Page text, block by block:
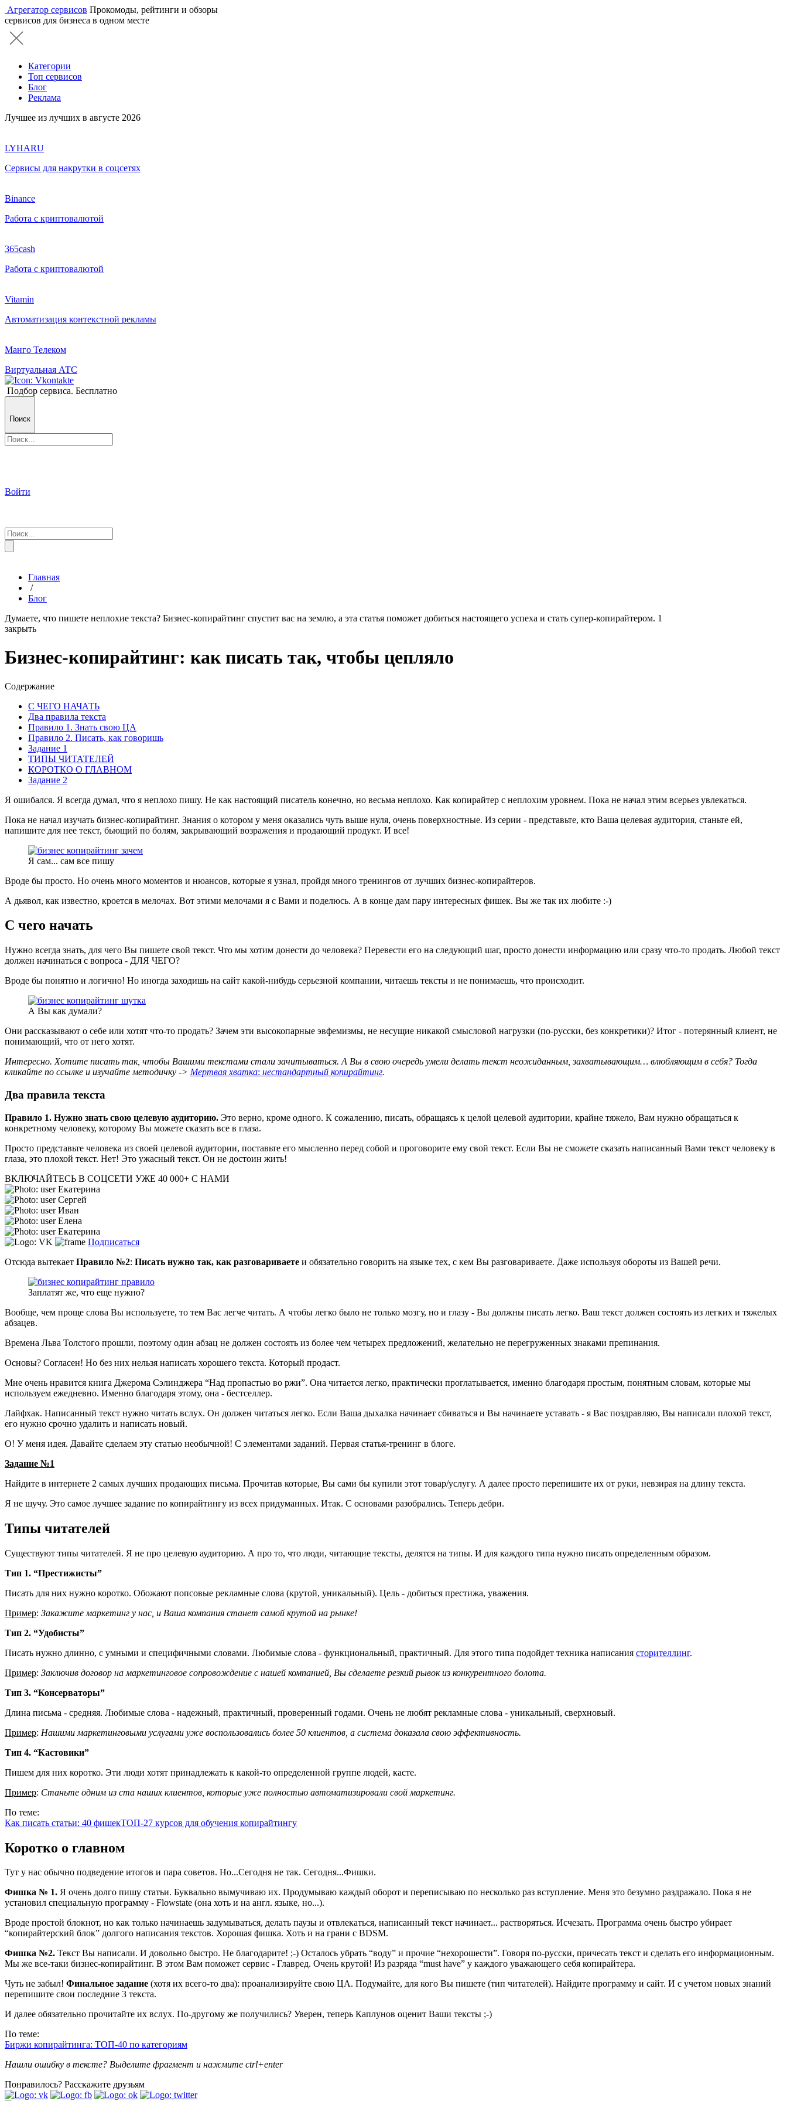
Агрегатор сервисов Прокомоды, рейтинги и обзоры
сервисов для бизнеса в одном месте
Категории
Топ сервисов
Блог
Реклама
Лучшее из лучших в августе 2026
LYHARU
Сервисы для накрутки в соцсетях
Binance
Работа с криптовалютой
365cash
Работа с криптовалютой
Vitamin
Автоматизация контекстной рекламы
Манго Телеком
Виртуальная АТС
Подбор сервиса. Бесплатно
Поиск
Войти
Главная
/
Блог
Думаете, что пишете неплохие текста? Бизнес-копирайтинг спустит вас на землю, а эта статья поможет добиться настоящего успеха и стать супер-копирайтером. 1
закрыть
Бизнес-копирайтинг: как писать так, чтобы цепляло
Содержание
С ЧЕГО НАЧАТЬ
Два правила текста
Правило 1. Знать свою ЦА
Правило 2. Писать, как говоришь
Задание 1
ТИПЫ ЧИТАТЕЛЕЙ
КОРОТКО О ГЛАВНОМ
Задание 2
Я ошибался. Я всегда думал, что я неплохо пишу. Не как настоящий писатель конечно, но весьма неплохо. Как копирайтер с неплохим уровнем. Пока не начал этим всерьез увлекаться.
Пока не начал изучать бизнес-копирайтинг. Знания о котором у меня оказались чуть выше нуля, очень поверхностные. Из серии - представьте, кто Ваша целевая аудитория, станьте ей,
напишите для нее текст, бьющий по болям, закрывающий возражения и продающий продукт. И все!
Я сам... сам все пишу
Вроде бы просто. Но очень много моментов и нюансов, которые я узнал, пройдя много тренингов от лучших бизнес-копирайтеров.
А дьявол, как известно, кроется в мелочах. Вот этими мелочами я с Вами и поделюсь. А в конце дам пару интересных фишек. Вы же так их любите :-)
С чего начать
Нужно всегда знать, для чего Вы пишете свой текст. Что мы хотим донести до человека? Перевести его на следующий шаг, просто донести информацию или сразу что-то продать. Любой текст
должен начинаться с вопроса - ДЛЯ ЧЕГО?
Вроде бы понятно и логично! Но иногда заходишь на сайт какой-нибудь серьезной компании, читаешь тексты и не понимаешь, что происходит.
А Вы как думали?
Они рассказывают о себе или хотят что-то продать? Зачем эти высокопарные эвфемизмы, не несущие никакой смысловой нагрузки (по-русски, без конкретики)? Итог - потерянный клиент, не
понимающий, что от него хотят.
Интересно. Хотите писать так, чтобы Вашими текстами стали зачитываться. А Вы в свою очередь умели делать текст неожиданным, захватывающим… влюбляющим в себя? Тогда
кликайте по ссылке и изучайте методичку -> Мертвая хватка: нестандартный копирайтинг.
Два правила текста
Правило 1. Нужно знать свою целевую аудиторию. Это верно, кроме одного. К сожалению, писать, обращаясь к целой целевой аудитории, крайне тяжело, Вам нужно обращаться к
конкретному человеку, которому Вы можете сказать все в глаза.
Просто представьте человека из своей целевой аудитории, поставьте его мысленно перед собой и проговорите ему свой текст. Если Вы не сможете сказать написанный Вами текст человеку в
глаза, это плохой текст. Нет! Это ужасный текст. Он не достоин жить!
ВКЛЮЧАЙТЕСЬ В СОЦСЕТИ УЖЕ 40 000+ С НАМИ
Екатерина
Сергей
Иван
Елена
Екатерина
Подписаться
Отсюда вытекает Правило №2: Писать нужно так, как разговариваете и обязательно говорить на языке тех, с кем Вы разговариваете. Даже используя обороты из Вашей речи.
Заплатят же, что еще нужно?
Вообще, чем проще слова Вы используете, то тем Вас легче читать. А чтобы легко было не только мозгу, но и глазу - Вы должны писать легко. Ваш текст должен состоять из легких и тяжелых
абзацев.
Времена Льва Толстого прошли, поэтому один абзац не должен состоять из более чем четырех предложений, желательно не перегруженных знаками препинания.
Основы? Согласен! Но без них нельзя написать хорошего текста. Который продаст.
Мне очень нравится книга Джерома Сэлинджера “Над пропастью во ржи”. Она читается легко, практически проглатывается, именно благодаря простым, понятным словам, которые мы
используем ежедневно. Именно благодаря этому, она - бестселлер.
Лайфхак. Написанный текст нужно читать вслух. Он должен читаться легко. Если Ваша дыхалка начинает сбиваться и Вы начинаете уставать - я Вас поздравляю, Вы написали плохой текст,
его нужно срочно удалить и написать новый.
О! У меня идея. Давайте сделаем эту статью необычной! С элементами заданий. Первая статья-тренинг в блоге.
Задание №1
Найдите в интернете 2 самых лучших продающих письма. Прочитав которые, Вы сами бы купили этот товар/услугу. А далее просто перепишите их от руки, невзирая на длину текста.
Я не шучу. Это самое лучшее задание по копирайтингу из всех придуманных. Итак. С основами разобрались. Теперь дебри.
Типы читателей
Существуют типы читателей. Я не про целевую аудиторию. А про то, что люди, читающие тексты, делятся на типы. И для каждого типа нужно писать определенным образом.
Тип 1. “Престижисты”
Писать для них нужно коротко. Обожают попсовые рекламные слова (крутой, уникальный). Цель - добиться престижа, уважения.
Пример: Закажите маркетинг у нас, и Ваша компания станет самой крутой на рынке!
Тип 2. “Удобисты”
Писать нужно длинно, с умными и специфичными словами. Любимые слова - функциональный, практичный. Для этого типа подойдет техника написания сторителлинг.
Пример: Заключив договор на маркетинговое сопровождение с нашей компанией, Вы сделаете резкий рывок из конкурентного болота.
Тип 3. “Консерваторы”
Длина письма - средняя. Любимые слова - надежный, практичный, проверенный годами. Очень не любят рекламные слова - уникальный, сверхновый.
Пример: Нашими маркетинговыми услугами уже воспользовались более 50 клиентов, а система доказала свою эффективность.
Тип 4. “Кастовики”
Пишем для них коротко. Эти люди хотят принадлежать к какой-то определенной группе людей, касте.
Пример: Станьте одним из ста наших клиентов, которые уже полностью автоматизировали свой маркетинг.
По теме:
Как писать статьи: 40 фишекТОП-27 курсов для обучения копирайтингу
Коротко о главном
Тут у нас обычно подведение итогов и пара советов. Но...Сегодня не так. Сегодня...Фишки.
Фишка № 1. Я очень долго пишу статьи. Буквально вымучиваю их. Продумываю каждый оборот и переписываю по несколько раз вступление. Меня это безумно раздражало. Пока я не
установил специальную программу - Flowstate (она хоть и на англ. языке, но...).
Вроде простой блокнот, но как только начинаешь задумываться, делать паузы и отвлекаться, написанный текст начинает... растворяться. Исчезать. Программа очень быстро убирает
“копирайтерский блок” долгого написания текстов. Хорошая фишка. Хоть и на грани с BDSM.
Фишка №2. Текст Вы написали. И довольно быстро. Не благодарите! ;-) Осталось убрать “воду” и прочие “нехорошести”. Говоря по-русски, причесать текст и сделать его информационным.
Мы же все-таки бизнес-копирайтинг. В этом Вам поможет сервис - Главред. Очень крутой! Из разряда “must have” у каждого уважающего себя копирайтера.
Чуть не забыл! Финальное задание (хотя их всего-то два): проанализируйте свою ЦА. Подумайте, для кого Вы пишете (тип читателей). Найдите программу и сайт. И с учетом новых знаний
перепишите свои последние 3 текста.
И далее обязательно прочитайте их вслух. По-другому же получились? Уверен, теперь Каплунов оценит Ваши тексты ;-)
По теме:
Биржи копирайтинга: ТОП-40 по категориям
Нашли ошибку в тексте? Выделите фрагмент и нажмите ctrl+enter
Понравилось? Расскажите друзьям